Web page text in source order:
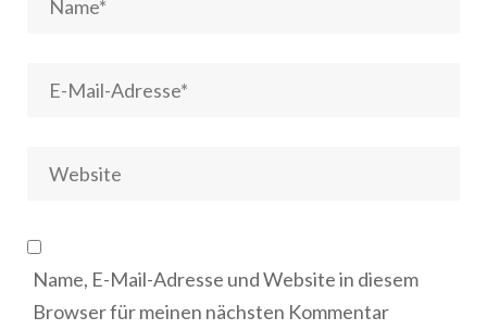
Name, E-Mail-Adresse und Website in diesem
Browser für meinen nächsten Kommentar